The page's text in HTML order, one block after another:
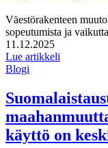
Väestörakenteen
sopeutumista ja
Julkaistu:
11.12.2025
Lue artikkeli
Blogi
käyttö on